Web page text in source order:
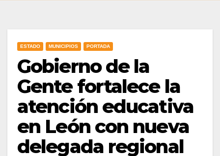
ESTADO MUNICIPIOS PORTADA
Gobierno de la
Gente fortalece la
atención educativa
en León con nueva
delegada regional